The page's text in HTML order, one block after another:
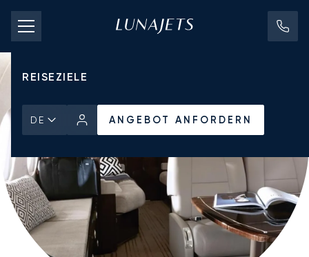
CHARTERPREISE
PRIVATJETS
REISEZIELE
DE ANGEBOT ANFORDERN